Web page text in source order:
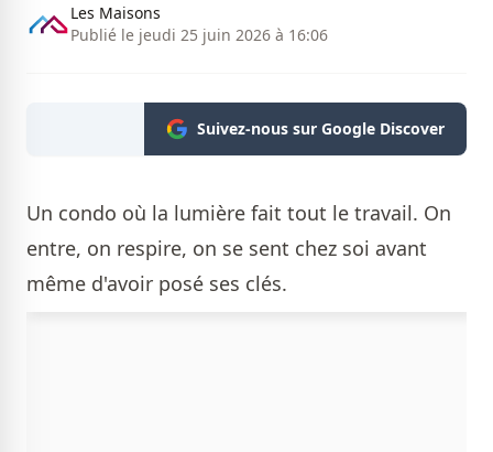
Les Maisons
Publié le jeudi 25 juin 2026 à 16:06
Suivez-nous sur Google Discover
Un condo où la lumière fait tout le travail. On
entre, on respire, on se sent chez soi avant
même d'avoir posé ses clés.